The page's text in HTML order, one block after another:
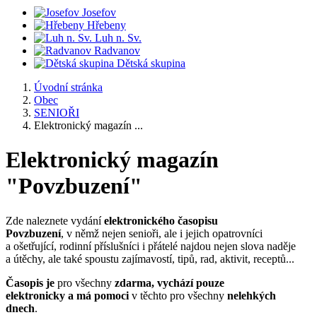
Josefov
Hřebeny
Luh n. Sv.
Radvanov
Dětská skupina
Úvodní stránka
Obec
SENIOŘI
Elektronický magazín ...
Elektronický magazín
"Povzbuzení"
Zde naleznete vydáníelektronického časopisu
Povzbuzení, v němž nejen senioři, ale i jejich opatrovníci
a ošetřující, rodinní příslušníci i přátelé najdou nejen slova naděje
a útěchy, ale také spoustu zajímavostí, tipů, rad, aktivit, receptů...
Časopis je pro všechny zdarma, vychází pouze
elektronicky a má pomoci v těchto pro všechny nelehkých
dnech.